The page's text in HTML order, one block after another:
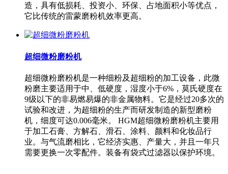
造，具有低损耗、投资小、环保、占地面积小等优点，
它比传统的雷蒙磨粉机效率更高。
超细微粉磨粉机
超细微粉磨粉机是一种细粉及超细粉的加工设备，此微
粉磨主要适用于中、低硬度，湿度小于6%，莫氏硬度在
9级以下的非易燃易爆的非金属物料。它是经过20多次的
试验和改进，为超细粉的生产而研发制造的新型磨粉
机，细度可达0.006毫米。 HGM超细微粉磨粉机主要用
于加工石膏、方解石、滑石、涂料、颜料和化妆品行
业。与气流磨相比，它经济实惠、产量大，并且一年只
需要更换一次零配件。装备有袋式过滤器以保护环境。